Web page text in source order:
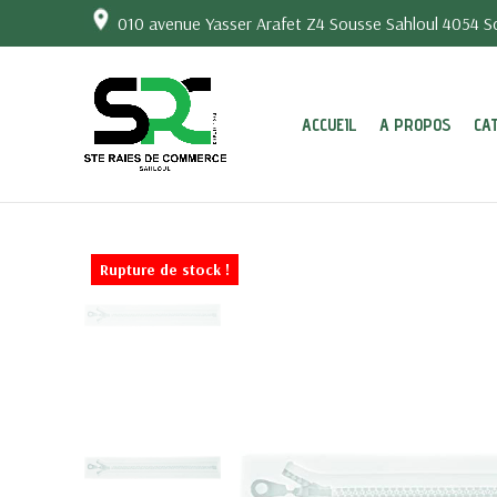
010 avenue Yasser Arafet Z4 Sousse Sahloul 4054
ACCUEIL A PROPOS
Rupture de stock !